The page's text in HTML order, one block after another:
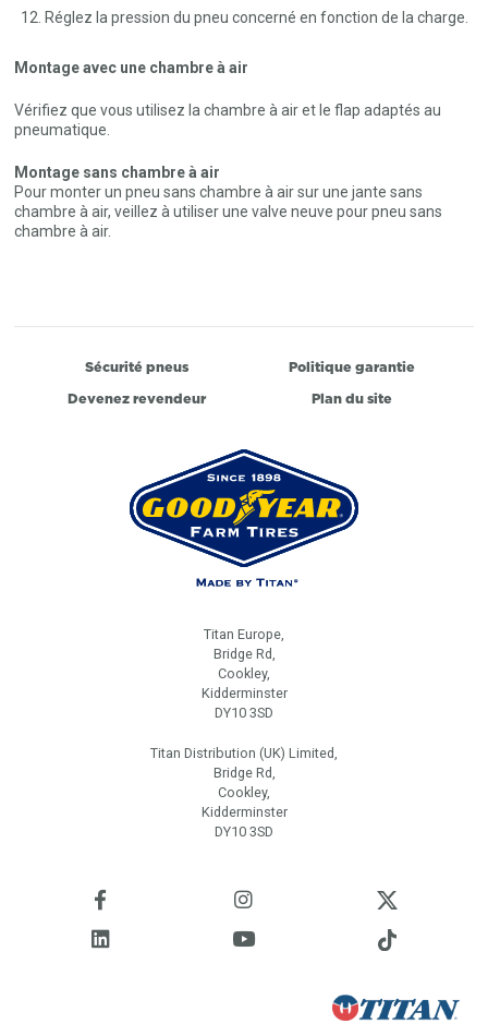
Réglez la pression du pneu concerné en fonction de la charge.
Montage avec une chambre à air
Vérifiez que vous utilisez la chambre à air et le flap adaptés au
pneumatique.
Montage sans chambre à air
Pour monter un pneu sans chambre à air sur une jante sans
chambre à air, veillez à utiliser une valve neuve pour pneu sans
chambre à air.
Sécurité pneus
Politique garantie
Devenez revendeur
Plan du site
Titan Europe,
Bridge Rd,
Cookley,
Kidderminster
DY10 3SD
Titan Distribution (UK) Limited,
Bridge Rd,
Cookley,
Kidderminster
DY10 3SD